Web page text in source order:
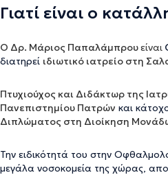
Γιατί είναι ο
Ο Δρ. Μάριος Παπαλάμπρουείναι
διατηρεί ιδιωτικό ιατρείο στη
Πτυχιούχος και Διδάκτωρ της
Πανεπιστημίου Πατρών και
Διπλώματος στη Διοίκηση
Την ειδικότητά του στην
μεγάλα νοσοκομεία της χώρας,